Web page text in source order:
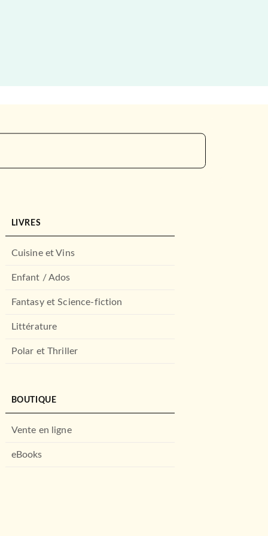
LIVRES
Cuisine et Vins
Enfant / Ados
Fantasy et Science-fiction
Littérature
Polar et Thriller
BOUTIQUE
Vente en ligne
eBooks